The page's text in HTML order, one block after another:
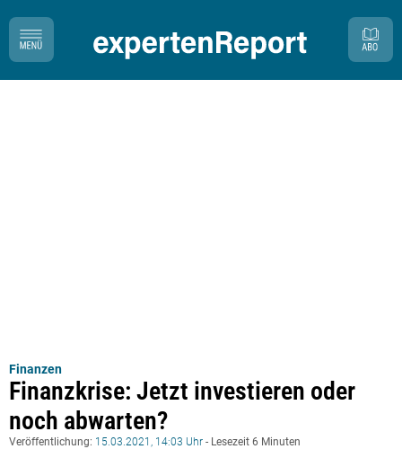
Finanzen
Finanzkrise: Jetzt investieren oder
noch abwarten?
Veröffentlichung: 15.03.2021, 14:03 Uhr - Lesezeit 6 Minuten